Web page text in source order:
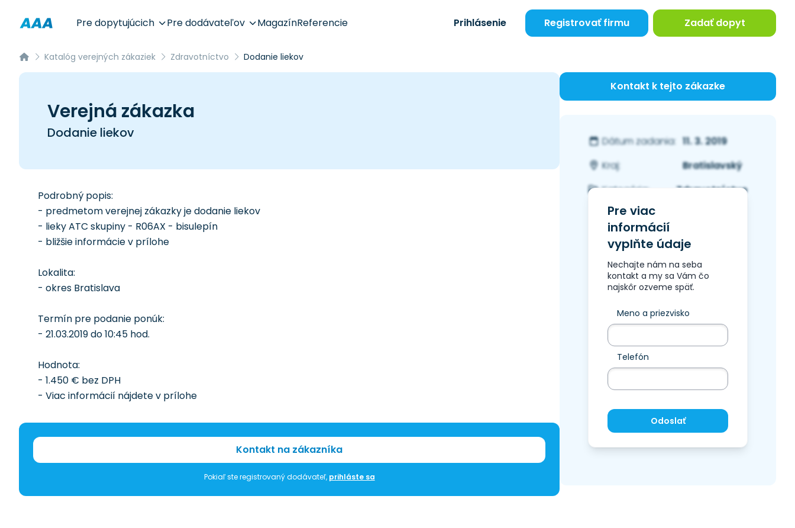
Pre dopytujúcich Pre dodávateľov MagazínReferencie Prihlásenie Registrovať firmu Zadať dopyt
Katalóg verejných zákaziek Zdravotníctvo Dodanie liekov
Verejná zákazka
Dodanie liekov
Podrobný popis:
- predmetom verejnej zákazky je dodanie liekov
- lieky ATC skupiny - R06AX - bisulepín
- bližšie informácie v prílohe
Lokalita:
- okres Bratislava
Termín pre podanie ponúk:
- 21.03.2019 do 10:45 hod.
Hodnota:
- 1.450 € bez DPH
- Viac informácií nájdete v prílohe
Kontakt na zákazníka
Pokiaľ ste registrovaný dodávateľ, prihláste sa
Kontakt k tejto zákazke
Dátum zadania: 11. 3. 2019
Kraj:
Bratislavský
Kategória:
Zdravotníctvo
Pre viac
informácií
vyplňte údaje
Nechajte nám na seba
kontakt a my sa Vám čo
najskôr ozveme späť.
Meno a priezvisko
Telefón
Odoslať